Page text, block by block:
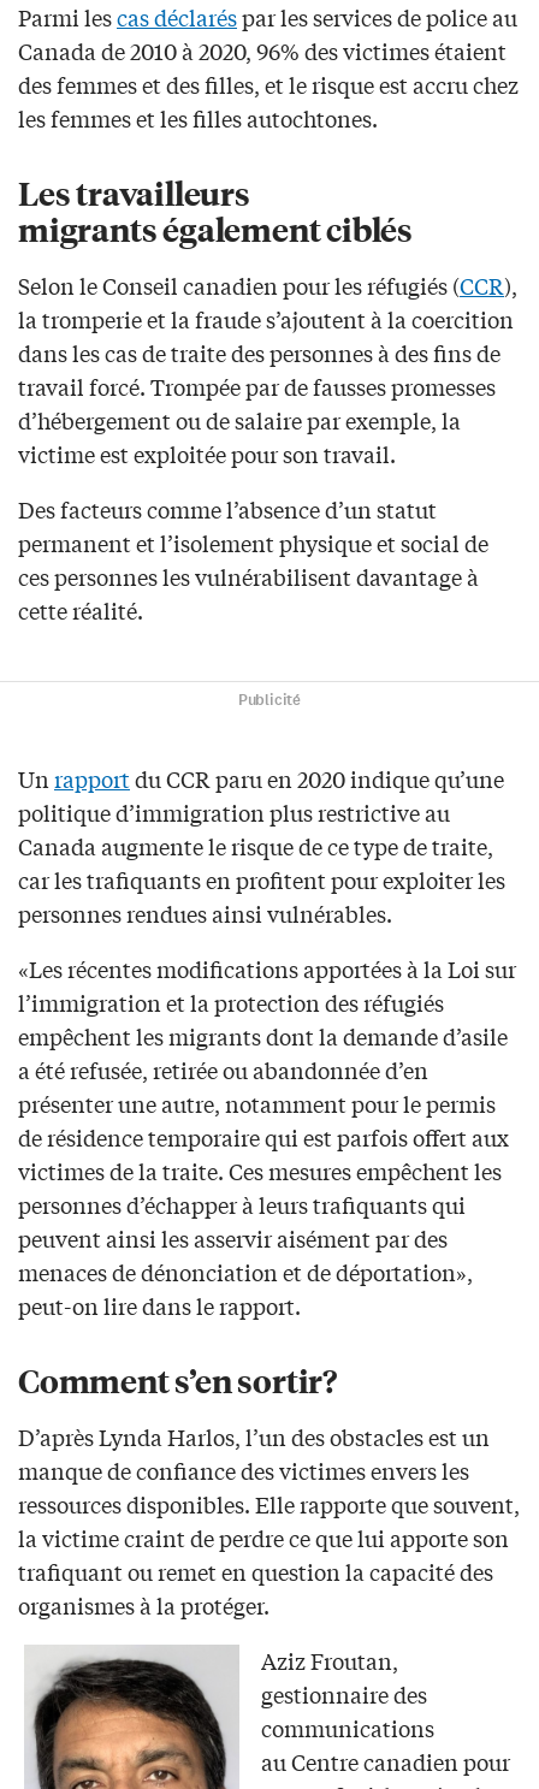
Parmi lescas déclaréspar les services de police au
Canada de 2010 à 2020, 96% des victimes étaient
des femmes et des filles, et le risque est accru chez
les femmes et les filles autochtones.
Les travailleurs
migrants également ciblés
Selon le Conseil canadien pour les réfugiés (CCR),
la tromperie et la fraude s’ajoutent à la coercition
dans les cas de traite des personnes à des fins de
travail forcé. Trompée par de fausses promesses
d’hébergement ou de salaire par exemple, la
victime est exploitée pour son travail.
Des facteurs comme l’absence d’un statut
permanent et l’isolement physique et social de
ces personnes les vulnérabilisent davantage à
cette réalité.
Publicité
Unrapportdu CCR paru en 2020 indique qu’une
politique d’immigration plus restrictive au
Canada augmente le risque de ce type de traite,
car les trafiquants en profitent pour exploiter les
personnes rendues ainsi vulnérables.
«Les récentes modifications apportées à la Loi sur
l’immigration et la protection des réfugiés
empêchent les migrants dont la demande d’asile
a été refusée, retirée ou abandonnée d’en
présenter une autre, notamment pour le permis
de résidence temporaire qui est parfois offert aux
victimes de la traite. Ces mesures empêchent les
personnes d’échapper à leurs trafiquants qui
peuvent ainsi les asservir aisément par des
menaces de dénonciation et de déportation»,
peut-on lire dans le rapport.
Comment s’en sortir?
D’après Lynda Harlos, l’un des obstacles est un
manque de confiance des victimes envers les
ressources disponibles. Elle rapporte que souvent,
la victime craint de perdre ce que lui apporte son
trafiquant ou remet en question la capacité des
organismes à la protéger.
Aziz Froutan,
gestionnaire des
communications
au Centre canadien pour